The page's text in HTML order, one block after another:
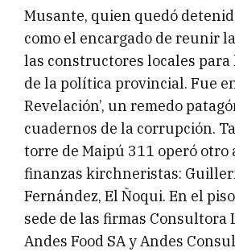
Musante, quien quedó
como el encargado de reunir
las constructores locales para
de la política provincial. Fue
Revelación’, un remedo
cuadernos de la corrupción.
torre de Maipú 311 operó otro
finanzas kirchneristas:
Fernández, El Ñoqui. En el
sede de las firmas Consultora
Andes Food SA y Andes